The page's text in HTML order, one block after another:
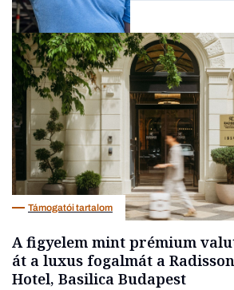
Társadalom
Támogatói tartalom
A figyelem mint prémium
át a luxus fogalmát a
Hotel, Basilica Budapest